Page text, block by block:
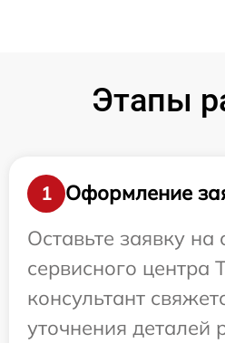
Этапы
1
Оформление
Оставьте заявку на
сервисного центра
консультант
уточнения деталей